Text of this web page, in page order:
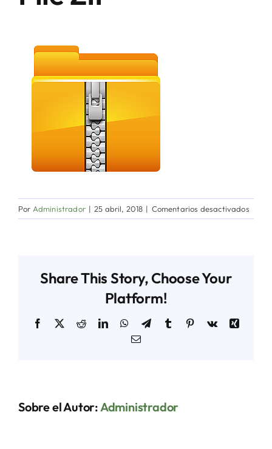
Directorio de Autoridades
Biblioteca
Últimas Noticias
Aplicaciones
Por Administrador | 25 abril, 2018 | Comentarios desactivadosen
File
Share This Story, Choose Your
Platform!
Facebook
X RedditLinkedInWhatsApp
TelegramTumblr Pinterest
Vk
Xing
Correo
Sobre el Autor: Administrador